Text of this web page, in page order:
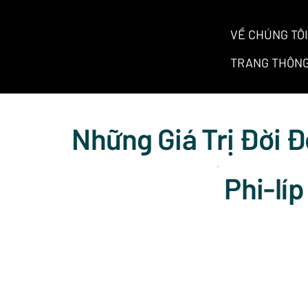
VỀ CHÚNG TÔI
TRANG
Những Giá Trị Đời
Phi-líp